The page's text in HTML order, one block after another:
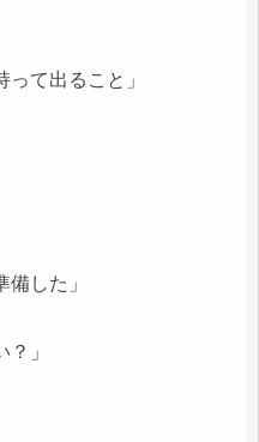
って出ること」
備した」
」